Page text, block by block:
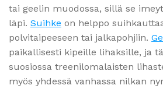
tai geelin muodossa, sillä se
läpi. Suihke on helppo
polvitaipeeseen tai jalkapohjiin.
paikallisesti kipeille lihaksille, ja
suosiossa treenilomalaisten
myös yhdessä vanhassa nilkan